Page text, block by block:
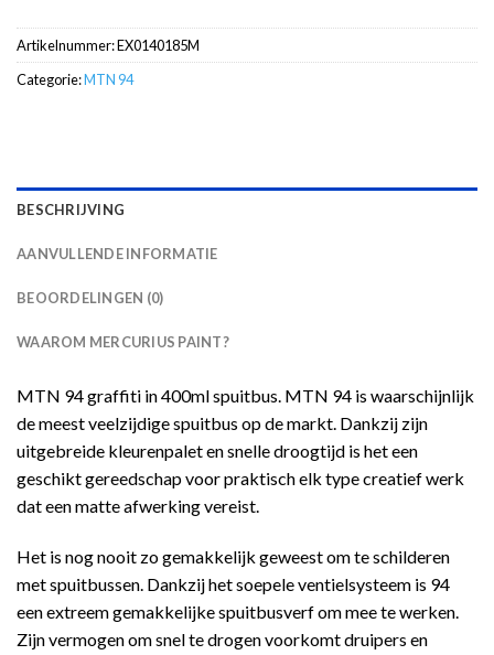
Artikelnummer:EX0140185M
Categorie:MTN 94
BESCHRIJVING
AANVULLENDE INFORMATIE
BEOORDELINGEN (0)
WAAROM MERCURIUS PAINT?
MTN 94 graffiti in 400ml spuitbus. MTN 94 is waarschijnlijk
de meest veelzijdige spuitbus op de markt. Dankzij zijn
uitgebreide kleurenpalet en snelle droogtijd is het een
geschikt gereedschap voor praktisch elk type creatief werk
dat een matte afwerking vereist.
Het is nog nooit zo gemakkelijk geweest om te schilderen
met spuitbussen. Dankzij het soepele ventielsysteem is 94
een extreem gemakkelijke spuitbusverf om mee te werken.
Zijn vermogen om snel te drogen voorkomt druipers en